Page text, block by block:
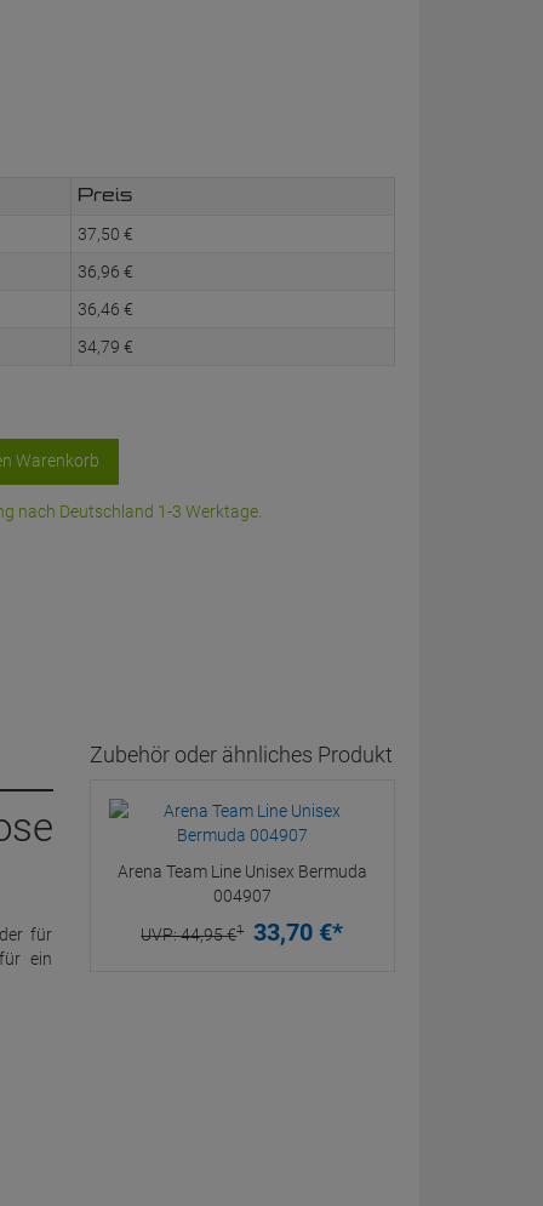
Preis
37, 50 €
36, 96 €
36, 46 €
34,79 €
Warenkorb
nach Deutschland 1-3 Werktage.
für
ein
Zubehör oder ähnliches Produkt
Arena Team Line Unisex Bermuda
004907
UVP:44,95€1 33,70 €*